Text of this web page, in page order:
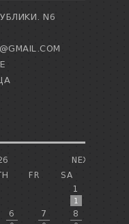
N6
NEXT
FR
SA
1
1
6 7 8